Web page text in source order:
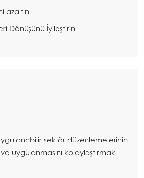
azaltın
Dönüşünü İyileştirin
sektör düzenlemelerinin
uygulanmasını kolaylaştırmak